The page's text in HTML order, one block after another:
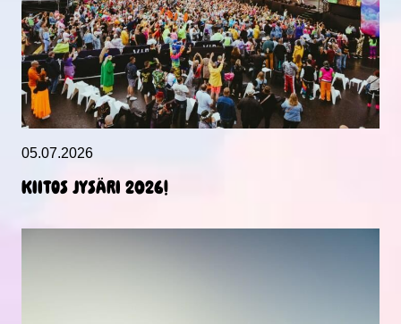
05.07.2026
KIITOS JYSÄRI 2026!